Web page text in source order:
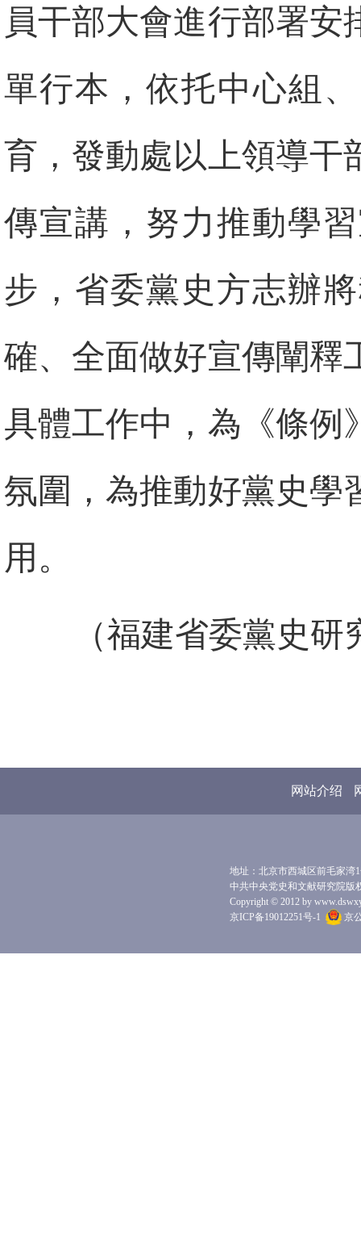
員干部大會進行部署
單行本，依托中心組
育，發動處以上領導干
傳宣講，努力推動學
步，省委黨史方志辦
確、全面做好宣傳闡釋
具體工作中，為《條例
氛圍，為推動好黨史學
用。
（福建省委黨史
网站介绍
地址：北京市西城区前毛家湾
中共中央党史和文献研究院版
Copyright © 2012 by
京ICP备19012251号-1
京